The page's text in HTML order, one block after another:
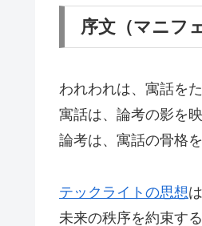
序文（マニフ
われわれは、寓話を
寓話は、論考の影を
論考は、寓話の骨格
テックライトの思想は
未来の秩序を約束す